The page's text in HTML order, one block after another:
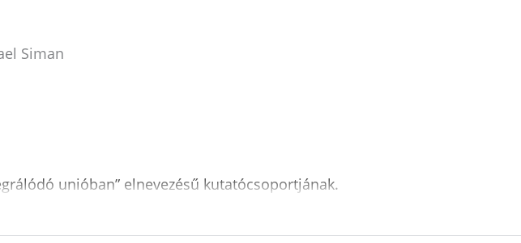
unióban” elnevezésű kutatócsoportjának.